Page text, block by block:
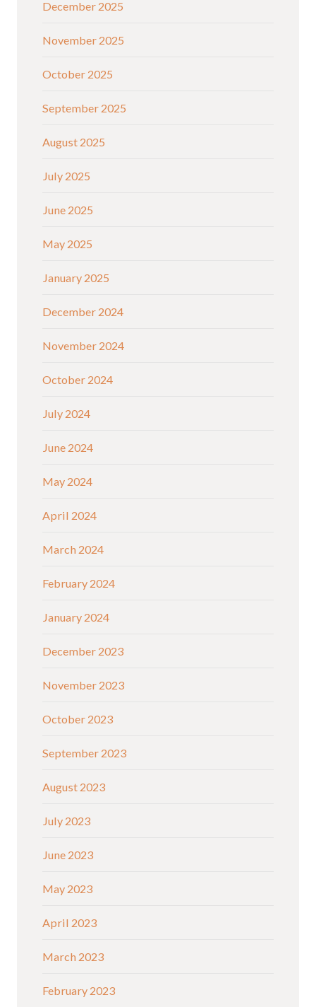
December 2025
November 2025
October 2025
September 2025
August 2025
July 2025
June 2025
May 2025
January 2025
December 2024
November 2024
October 2024
July 2024
June 2024
May 2024
April 2024
March 2024
February 2024
January 2024
December 2023
November 2023
October 2023
September 2023
August 2023
July 2023
June 2023
May 2023
April 2023
March 2023
February 2023